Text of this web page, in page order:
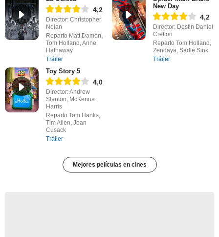
4,2
Director: Christopher
Nolan
Reparto Matt Damon,
Tom Holland, Anne
Hathaway
Tráiler
New Day
4,2
Director: Destin Daniel
Cretton
Reparto Tom Holland,
Zendaya, Sadie Sink
Tráiler
Toy Story 5
4,0
Director: Andrew
Stanton, McKenna
Harris
Reparto Tom Hanks,
Tim Allen, Joan
Cusack
Tráiler
Mejores películas en cines